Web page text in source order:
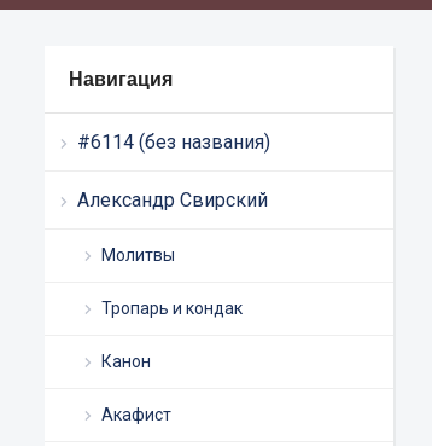
Навигация
#6114 (без названия)
Александр Свирский
Молитвы
Тропарь и кондак
Канон
Акафист